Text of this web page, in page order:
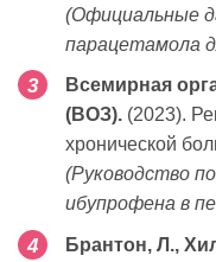
(Официальные
парацетамола
Всемирная
(ВОЗ). (2023).
хронической
(Руководство
ибупрофена в
Брантон, Л.,